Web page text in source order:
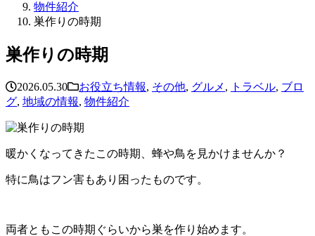
物件紹介
巣作りの時期
巣作りの時期
2026.05.30 お役立ち情報, その他, グルメ , トラベル, ブロ
グ, 地域の情報, 物件紹介
暖かくなってきたこの時期、蜂や鳥を見かけませんか？
特に鳥はフン害もあり困ったものです。
両者ともこの時期ぐらいから巣を作り始めます。